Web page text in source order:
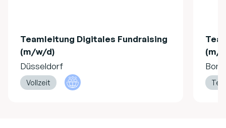
Teamleitung Digitales Fundraising
(m/w/d)
Düsseldorf
Vollzeit
(m/
Bonn